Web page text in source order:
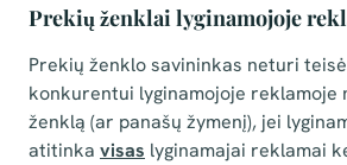
Prekių ženklai lyginamojoje
Prekių ženklo savininkas neturi
konkurentui lyginamojoje reklamoje
ženklą (ar panašų žymenį), jei
atitinka visas lyginamajai reklamai